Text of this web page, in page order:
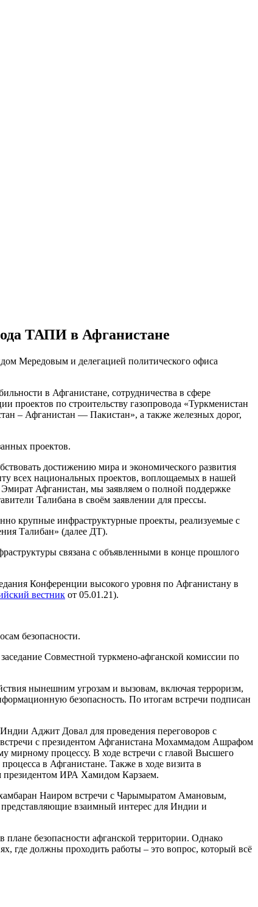
ТАПИ в Афганистане
Мередовым и делегацией политического офиса
в Афганистане, сотрудничества в сфере
проектов по строительству газопровода «Туркменистан
– Афганистан — Пакистан», а также железных дорог,
проектов.
достижению мира и экономического развития
всех национальных проектов, воплощаемых в нашей
Эмират Афганистан, мы заявляем о полной поддержке
Талибана в своём заявлении для прессы.
крупные инфраструктурные проекты, реализуемые с
Талибан» (далее ДТ).
связана с объявленными в конце прошлого
Конференции высокого уровня по Афганистану в
вестник от 05.01.21).
безопасности.
Совместной туркмено-афганской комиссии по
нынешним угрозам и вызовам, включая терроризм,
безопасность. По итогам встречи подписан
Аджит Довал для проведения переговоров с
с президентом Афганистана Мохаммадом Ашрафом
мирному процессу. В ходе встречи с главой Высшего
в Афганистане. Также в ходе визита в
президентом ИРА Хамидом Карзаем.
Наиром встречи с Чарымыратом Амановым,
взаимный интерес для Индии и
безопасности афганской территории. Однако
где должны проходить работы – это вопрос, который всё